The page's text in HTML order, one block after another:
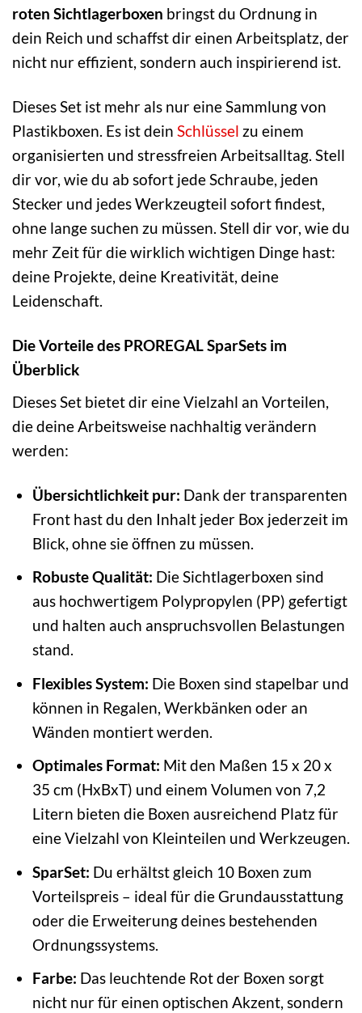
roten Sichtlagerboxen bringst du Ordnung in
dein Reich und schaffst dir einen Arbeitsplatz, der
nicht nur effizient, sondern auch inspirierend ist.
Dieses Set ist mehr als nur eine Sammlung von
Plastikboxen. Es ist dein Schlüssel zu einem
organisierten und stressfreien Arbeitsalltag. Stell
dir vor, wie du ab sofort jede Schraube, jeden
Stecker und jedes Werkzeugteil sofort findest,
ohne lange suchen zu müssen. Stell dir vor, wie du
mehr Zeit für die wirklich wichtigen Dinge hast:
deine Projekte, deine Kreativität, deine
Leidenschaft.
Die Vorteile des PROREGAL SparSets im
Überblick
Dieses Set bietet dir eine Vielzahl an Vorteilen,
die deine Arbeitsweise nachhaltig verändern
werden:
Übersichtlichkeit pur: Dank der transparenten
Front hast du den Inhalt jeder Box jederzeit im
Blick, ohne sie öffnen zu müssen.
Robuste Qualität: Die Sichtlagerboxen sind
aus hochwertigem Polypropylen (PP) gefertigt
und halten auch anspruchsvollen Belastungen
stand.
Flexibles System: Die Boxen sind stapelbar und
können in Regalen, Werkbänken oder an
Wänden montiert werden.
Optimales Format: Mit den Maßen 15 x 20 x
35 cm (HxBxT) und einem Volumen von 7,2
Litern bieten die Boxen ausreichend Platz für
eine Vielzahl von Kleinteilen und Werkzeugen.
SparSet: Du erhältst gleich 10 Boxen zum
Vorteilspreis – ideal für die Grundausstattung
oder die Erweiterung deines bestehenden
Ordnungssystems.
Farbe: Das leuchtende Rot der Boxen sorgt
nicht nur für einen optischen Akzent, sondern